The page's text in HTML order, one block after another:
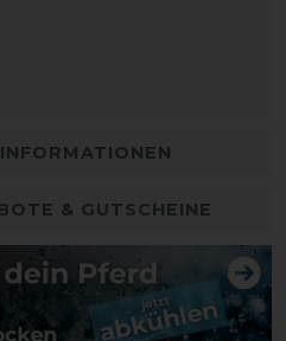
& GUTSCHEINE